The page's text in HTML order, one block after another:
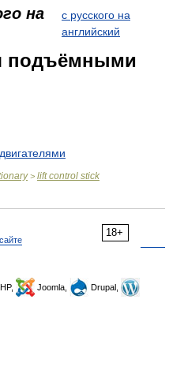
на
с русского на
английский
подъёмными
> lift control stick
18+
Joomla,
Drupal,